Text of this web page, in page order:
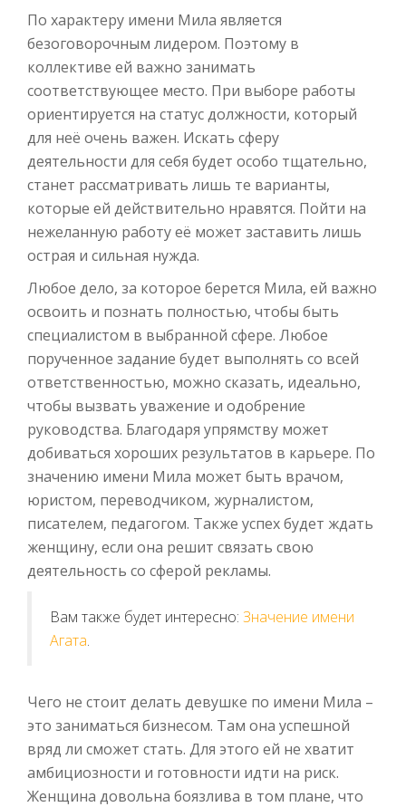
По характеру имени Мила является
безоговорочным лидером. Поэтому в
коллективе ей важно занимать
соответствующее место. При выборе работы
ориентируется на статус должности, который
для неё очень важен. Искать сферу
деятельности для себя будет особо тщательно,
станет рассматривать лишь те варианты,
которые ей действительно нравятся. Пойти на
нежеланную работу её может заставить лишь
острая и сильная нужда.
Любое дело, за которое берется Мила, ей важно
освоить и познать полностью, чтобы быть
специалистом в выбранной сфере. Любое
порученное задание будет выполнять со всей
ответственностью, можно сказать, идеально,
чтобы вызвать уважение и одобрение
руководства. Благодаря упрямству может
добиваться хороших результатов в карьере. По
значению имени Мила может быть врачом,
юристом, переводчиком, журналистом,
писателем, педагогом. Также успех будет ждать
женщину, если она решит связать свою
деятельность со сферой рекламы.
Вам также будет интересно: Значение имени
Агата.
Чего не стоит делать девушке по имени Мила –
это заниматься бизнесом. Там она успешной
вряд ли сможет стать. Для этого ей не хватит
амбициозности и готовности идти на риск.
Женщина довольна боязлива в том плане, что